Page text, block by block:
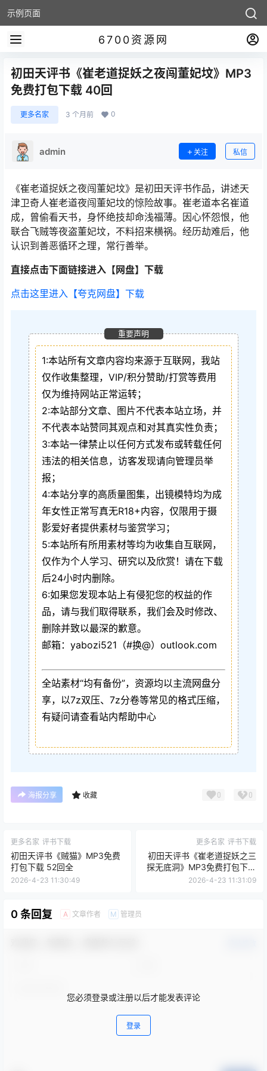
示例页面
6700资源网
初田天评书《崔老道捉妖之夜闯董妃坟》MP3
免费打包下载 40回
更多名家 3 个月前 0
admin 关注 私信
《崔老道捉妖之夜闯董妃坟》是初田天评书作品，讲述天
津卫奇人崔老道夜闯董妃坟的惊险故事。崔老道本名崔道
成，曾偷看天书，身怀绝技却命浅福薄。因心怀怨恨，他
联合飞贼等夜盗董妃坟，不料招来横祸。经历劫难后，他
认识到善恶循环之理，常行善举。
直接点击下面链接进入【网盘】下载
点击这里进入【夸克网盘】下载
重要声明
1:本站所有文章内容均来源于互联网，我站
仅作收集整理，VIP/积分赞助/打赏等费用
仅为维持网站正常运转；
2:本站部分文章、图片不代表本站立场，并
不代表本站赞同其观点和对其真实性负责；
3:本站一律禁止以任何方式发布或转载任何
违法的相关信息，访客发现请向管理员举
报；
4:本站分享的高质量图集，出镜模特均为成
年女性正常写真无R18+内容，仅限用于摄
影爱好者提供素材与鉴赏学习；
5:本站所有所用素材等均为收集自互联网，
仅作为个人学习、研究以及欣赏！请在下载
后24小时内删除。
6:如果您发现本站上有侵犯您的权益的作
品，请与我们取得联系，我们会及时修改、
删除并致以最深的歉意。
邮箱：yabozi521（#换@）outlook.com
全站素材“均有备份”，资源均以主流网盘分
享，以7z双压、7z分卷等常见的格式压缩，
有疑问请查看站内帮助中心
海报分享 收藏 0 0
更多名家 评书下载
初田天评书《贼猫》MP3免费
打包下载 52回全
2026-4-23 11:30:49
更多名家 评书下载
初田天评书《崔老道捉妖之三
探无底洞》MP3免费打包下载
40回
2026-4-23 11:31:09
0 条回复 A 文章作者 M 管理员
您必须登录或注册以后才能发表评论
登录